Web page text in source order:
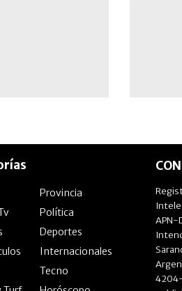
Provincia
Política
Deportes
Internacionales
Tecno
APN-